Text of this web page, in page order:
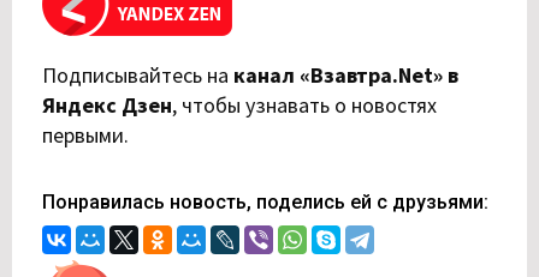
Подписывайтесь на канал «Взавтра.Net» в
Яндекс Дзен, чтобы узнавать о новостях
первыми.
Понравилась новость, поделись ей с друзьями: